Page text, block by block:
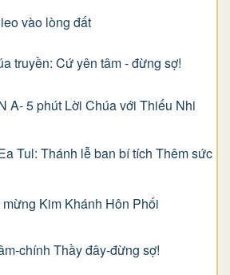
vào lòng đất
truyền: Cứ yên tâm - đừng sợ!
A- 5 phút Lời Chúa với Thiếu Nhi
Tul: Thánh lễ ban bí tích Thêm sức
Kim Khánh Hôn Phối
chính Thầy đây-đừng sợ!